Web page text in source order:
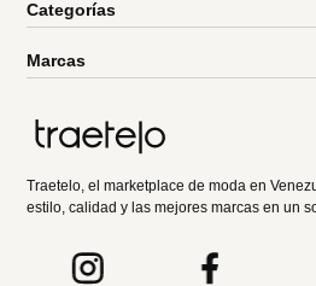
Categorías
Marcas
Traetelo, el marketplace de moda en
estilo, calidad y las mejores marcas en un